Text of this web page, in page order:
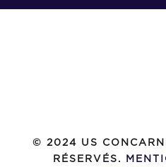
© 2024 US
RÉSERVÉS.